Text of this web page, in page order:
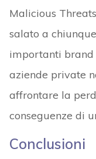
Malicious
salato a
importanti brand
aziende private
affrontare la
conseguenze di
Conclusioni